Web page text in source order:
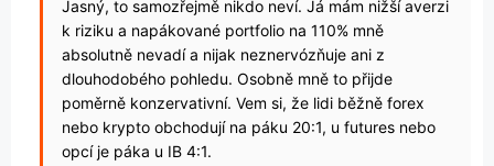
Jasný, to samozřejmě nikdo neví. Já mám nižší averzi
k riziku a napákované portfolio na 110% mně
absolutně nevadí a nijak neznervózňuje ani z
dlouhodobého pohledu. Osobně mně to přijde
poměrně konzervativní. Vem si, že lidi běžně forex
nebo krypto obchodují na páku 20:1, u futures nebo
opcí je páka u IB 4:1.